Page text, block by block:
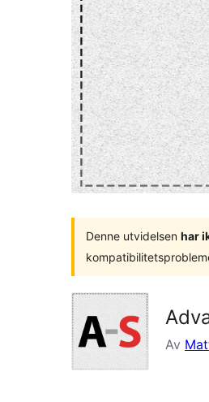
Denne utvidelsen har
Av